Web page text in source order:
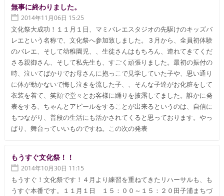
無事に終わりました。
2014年11月06日 15:25
文化祭大成功！１１月１日、マミバレエスタジオの先駆けのキッズバ
レエという名称で、文化祭へ参加致しました。３月から、全員初体験
のバレエ、そして幼稚園児、、生徒さんはもちろん、連れてきてくだ
さる親御さん、そして私先生も、すごく頑張りました。最初の振付の
時、泣いてばかりでお母さんに抱っこで見学していた子や、思い通り
に体が動かないで悔し泣きを流した子、、そんな子達がお化粧をして
衣装を着て、笑顔で堂々とお客様に踊りを披露してました。誰かに発
表をする、ちゃんとアピールをすることが出来るというのは、自信に
もつながり、普段の生活にも活かされてくると思っております。やっ
ぱり、舞台っていいものですね。この次の発表
もうすぐ文化祭！！
2014年10月30日 11:15
もうすぐ！文化祭です！４月より練習を重ねてきたリハーサルも、も
うすぐ本番です。１１月１日 １５：００～１５：２０田子浦まちづ